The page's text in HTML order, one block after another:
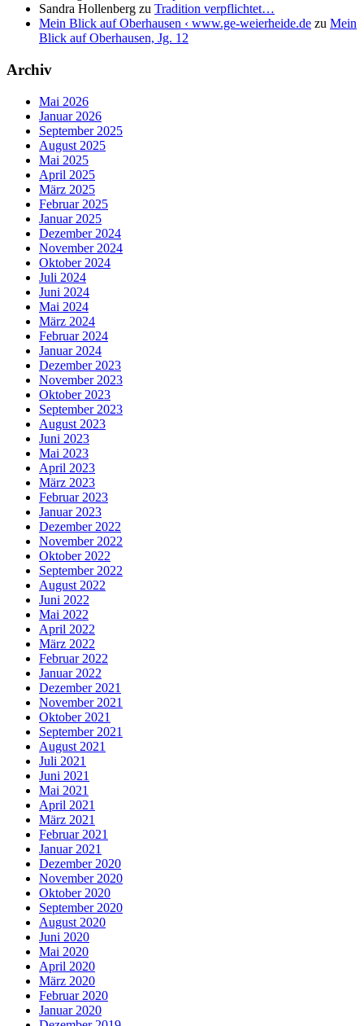
Sandra Hollenberg zu Tradition verpflichtet…
Mein Blick auf Oberhausen ‹ www.ge-weierheide.de zu Mein
Blick auf Oberhausen, Jg. 12
Archiv
Mai 2026
Januar 2026
September 2025
August 2025
Mai 2025
April 2025
März 2025
Februar 2025
Januar 2025
Dezember 2024
November 2024
Oktober 2024
Juli 2024
Juni 2024
Mai 2024
März 2024
Februar 2024
Januar 2024
Dezember 2023
November 2023
Oktober 2023
September 2023
August 2023
Juni 2023
Mai 2023
April 2023
März 2023
Februar 2023
Januar 2023
Dezember 2022
November 2022
Oktober 2022
September 2022
August 2022
Juni 2022
Mai 2022
April 2022
März 2022
Februar 2022
Januar 2022
Dezember 2021
November 2021
Oktober 2021
September 2021
August 2021
Juli 2021
Juni 2021
Mai 2021
April 2021
März 2021
Februar 2021
Januar 2021
Dezember 2020
November 2020
Oktober 2020
September 2020
August 2020
Juni 2020
Mai 2020
April 2020
März 2020
Februar 2020
Januar 2020